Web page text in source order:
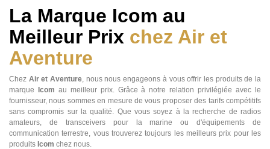
La Marque Icom au
Meilleur Prix chez Air et
Aventure
Chez Air et Aventure , nous nous engageons à vous offrir les produits de la
marque Icom au meilleur prix. Grâce à notre relation privilégiée avec le
fournisseur, nous sommes en mesure de vous proposer des tarifs compétitifs
sans compromis sur la qualité. Que vous soyez à la recherche de radios
amateurs, de transceivers pour la marine ou d'équipements de
communication terrestre, vous trouverez toujours les meilleurs prix pour les
produits Icom chez nous.